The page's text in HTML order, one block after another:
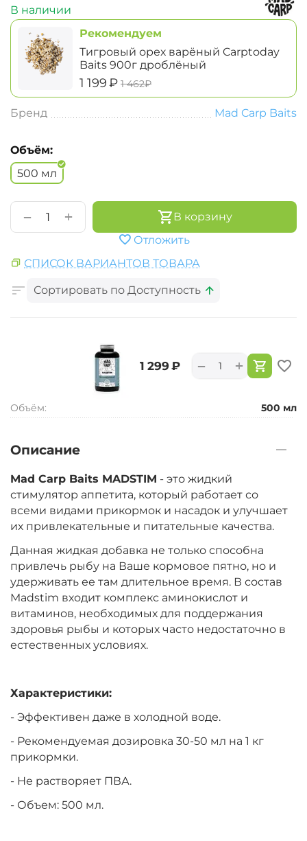
В наличии
Рекомендуем
Тигровый орех варёный Carptoday
Baits 900г дроблёный
‍1 199‍₽ ‍1 462‍₽
Бренд Mad Carp Baits
Объём:
500 мл
+
−
В корзину
Отложить
СПИСОК ВАРИАНТОВ ТОВАРА
Сортировать по Доступность
‍1 299‍ ₽ +
−
Объём: 500 мл
Описание
Mad Carp Baits MADSTIM - это жидкий
стимулятор аппетита, который работает со
всеми видами прикормок и насадок и улучшает
их привлекательные и питательные качества.
Данная жидкая добавка не только способна
привлечь рыбу на Ваше кормовое пятно, но и
удерживать ее там длительное время. В состав
Madstim входит комплекс аминокислот и
витаминов, необходимых для поддержания
здоровья рыбы и которых часто недостаточно в
естественных условиях.
Характеристики:
- Эффективен даже в холодной воде.
- Рекомендуемая дозировка 30-50 мл на 1 кг
прикормки.
- Не растворяет ПВА.
- Объем: 500 мл.